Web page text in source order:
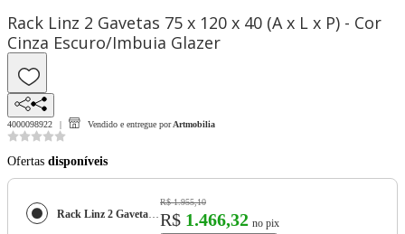
Rack Linz 2 Gavetas 75 x 120 x 40 (A x L x P) - Cor
Cinza Escuro/Imbuia Glazer
4000098922 Vendido e entregue por Artmobilia
Ofertas disponíveis
Rack Linz 2 Gavetas 75 x 120 x 40 (A x L x P) - Cor Cinza Escuro/Imbuia Glazer
R$ 1.955,10
R$ 1.466,32 no pix